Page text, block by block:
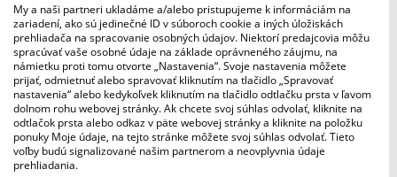
My a naši partneri ukladáme a/alebo pristupujeme k informáciám na
zariadení, ako sú jedinečné ID v súboroch cookie a iných úložiskách
prehliadača na spracovanie osobných údajov. Niektorí predajcovia môžu
spracúvať vaše osobné údaje na základe oprávneného záujmu, na
námietku proti tomu otvorte „Nastavenia“. Svoje nastavenia môžete
prijať, odmietnuť alebo spravovať kliknutím na tlačidlo „Spravovať
nastavenia“ alebo kedykoľvek kliknutím na tlačidlo odtlačku prsta v ľavom
dolnom rohu webovej stránky. Ak chcete svoj súhlas odvolať, kliknite na
odtlačok prsta alebo odkaz v päte webovej stránky a kliknite na položku
ponuky Moje údaje, na tejto stránke môžete svoj súhlas odvolať. Tieto
voľby budú signalizované našim partnerom a neovplyvnia údaje
prehliadania.
Téma:rodina, priateľstvo, hmyz, vzťahy, pavúci
A navyše si čitatelia budú môcť pozrieť ajseriálové
spracovanie vo vysielaní RTVS na Vianoce 2024!
MOŽNO BY SA VÁM PÁČILO…